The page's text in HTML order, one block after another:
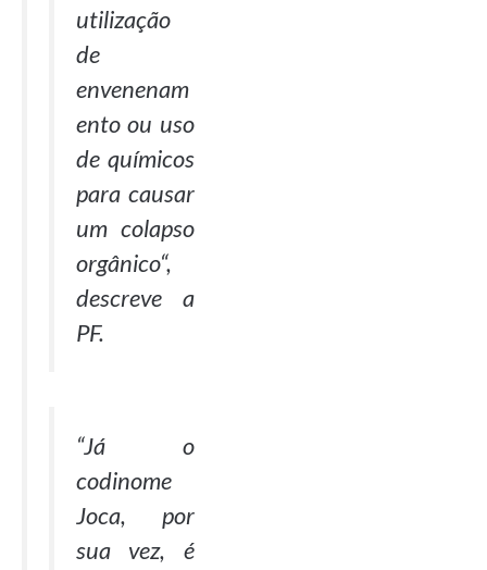
utilização
de
envenenam
ento ou uso
de químicos
para causar
um colapso
orgânico“,
descreve a
PF.
“Já o
codinome
Joca, por
sua vez, é